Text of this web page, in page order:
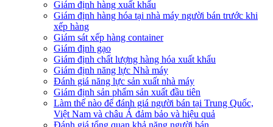
Giám định hàng xuất khẩu
Giám định hàng hóa tại nhà máy người bán trước khi
xếp hàng
Giám sát xếp hàng container
Giám định gạo
Giám định chất lượng hàng hóa xuất khẩu
Giám định năng lực Nhà máy
Đánh giá năng lực sản xuất nhà máy
Giám định sản phẩm sản xuất đầu tiên
Làm thế nào để đánh giá người bán tại Trung Quốc,
Việt Nam và châu Á đảm bảo và hiệu quả